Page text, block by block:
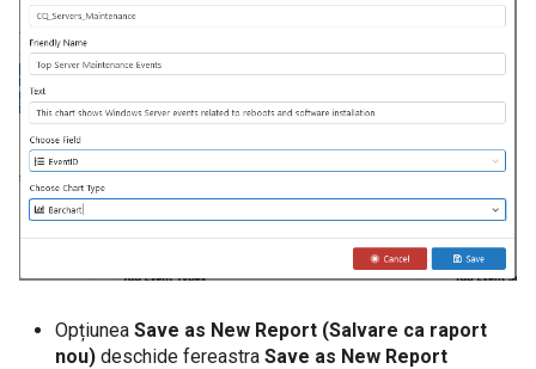
Opțiunea Save as New Report (Salvare ca raport
nou) deschide fereastra Save as New Report